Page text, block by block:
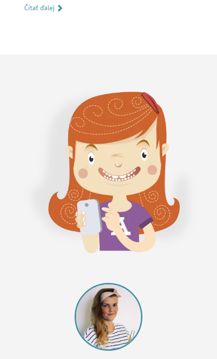
Čítať ďalej